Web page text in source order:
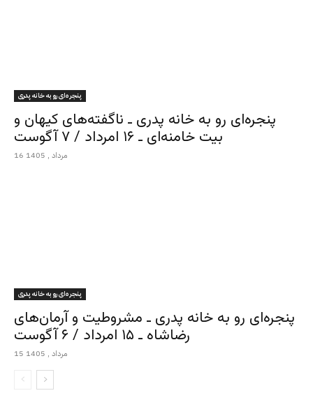
پنجره‌ای رو به خانه پدری
پنجره‌ای رو به خانه پدری ـ ناگفته‌های کیهان و
بیت خامنه‌ای ـ ۱۶ امرداد / ۷ آگوست
16 مرداد , 1405
پنجره‌ای رو به خانه پدری
پنجره‌ای رو به خانه پدری ـ مشروطیت و آرمان‌های
رضاشاه ـ ۱۵ امرداد / ۶ آگوست
15 مرداد , 1405